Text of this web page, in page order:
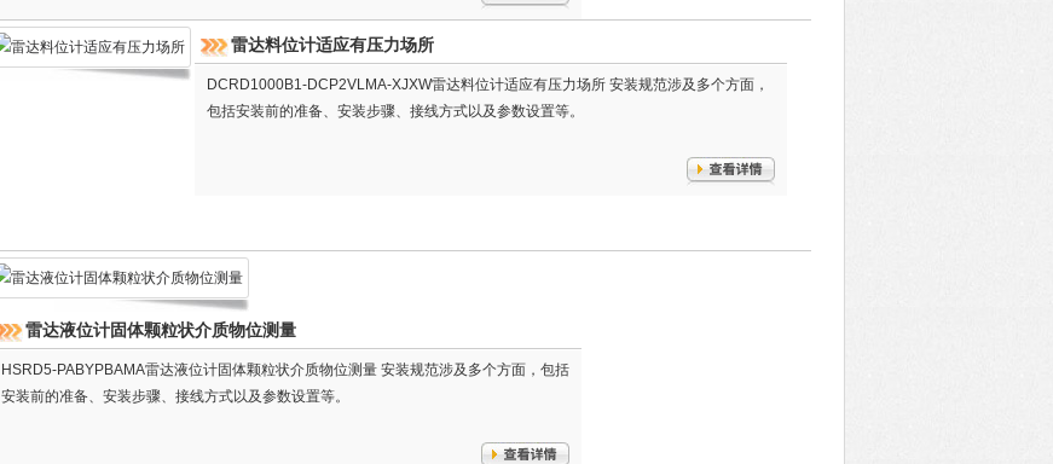
雷达料位计适应有压力场所
DCRD1000B1-DCP2VLMA-XJXW雷达料位计适应有压力场所 安装规范涉及多个方面，
包括安装前的准备、安装步骤、接线方式以及参数设置等。
雷达液位计固体颗粒状介质物位测量
HSRD5-PABYPBAMA雷达液位计固体颗粒状介质物位测量 安装规范涉及多个方面，包括
安装前的准备、安装步骤、接线方式以及参数设置等。